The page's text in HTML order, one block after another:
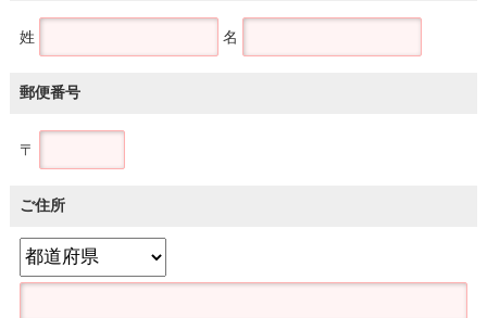
姓 名
郵便番号
〒
ご住所